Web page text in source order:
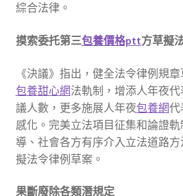
綜合法律。
摸索委托第三包養價格ptt方草擬
《決議》指出，健全法令律例規
包養甜心網法軌制，增添人年夜
議人數，更多施展人年夜包養網代
感化。完美立法項目征集和論證
導、社會各方有序介入立法道路
擬法令律例草案。
果斷廢除各類潛規定